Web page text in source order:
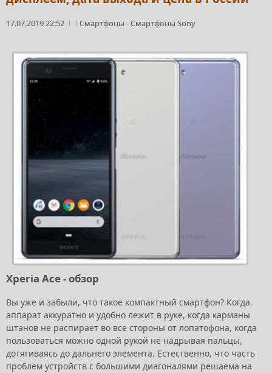
17.07.2019 22:52 Смартфоны -Смартфоны Sony
Xperia Ace - обзор
Вы уже и забыли, что такое компактный смартфон? Когда
аппарат аккуратно и удобно лежит в руке, когда карманы
штанов не распирает во все стороны от лопатофона, когда
пользоваться можно одной рукой не надрывая пальцы,
дотягиваясь до дальнего элемента. Естественно, что часть
проблем устройств с большими диагоналями решаема на